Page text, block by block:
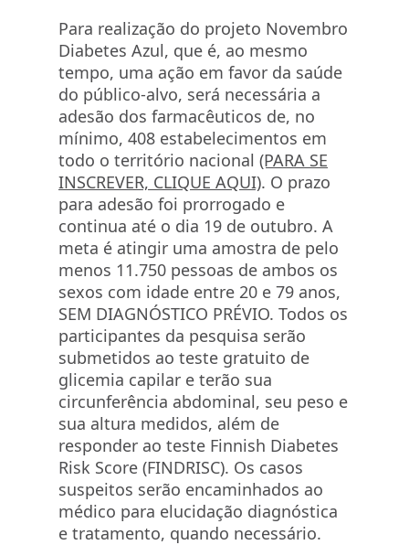
Para realização do projeto Novembro
Diabetes Azul, que é, ao mesmo
tempo, uma ação em favor da saúde
do público-alvo, será necessária a
adesão dos farmacêuticos de, no
mínimo, 408 estabelecimentos em
todo o território nacional (PARA SE
INSCREVER, CLIQUE AQUI). O prazo
para adesão foi prorrogado e
continua até o dia 19 de outubro. A
meta é atingir uma amostra de pelo
menos 11.750 pessoas de ambos os
sexos com idade entre 20 e 79 anos,
SEM DIAGNÓSTICO PRÉVIO. Todos os
participantes da pesquisa serão
submetidos ao teste gratuito de
glicemia capilar e terão sua
circunferência abdominal, seu peso e
sua altura medidos, além de
responder ao teste Finnish Diabetes
Risk Score (FINDRISC). Os casos
suspeitos serão encaminhados ao
médico para elucidação diagnóstica
e tratamento, quando necessário.